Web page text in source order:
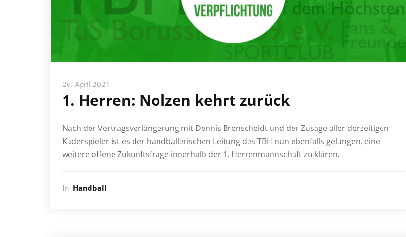
26. April 2021
1. Herren: Nolzen kehrt zurück
Nach der Vertragsverlängerung mit Dennis Brenscheidt und der Zusage aller derzeitigen
Kaderspieler ist es der handballerischen Leitung des TBH nun ebenfalls gelungen, eine
weitere offene Zukunftsfrage innerhalb der 1. Herrenmannschaft zu klären.
In Handball